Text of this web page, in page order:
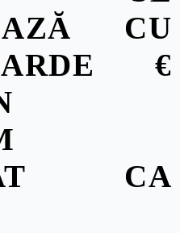
CU
€
CA